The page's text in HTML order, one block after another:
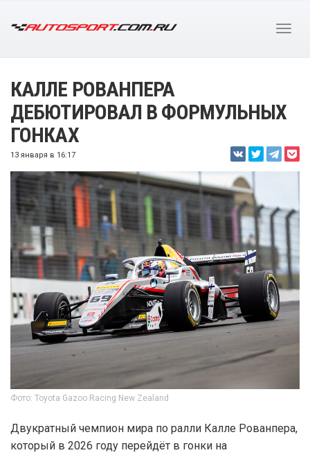
КАЛЛЕ РОВАНПЕРА
ДЕБЮТИРОВАЛ В ФОРМУЛЬНЫХ
ГОНКАХ
13 января в 16:17
Фото: Toyota Gazoo Racing New Zealand
Двукратный чемпион мира по ралли Калле Рованпера,
который в 2026 году перейдёт в гонки на